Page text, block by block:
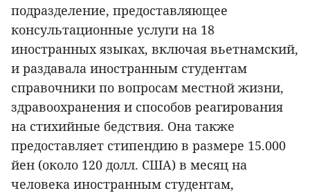
подразделение, предоставляющее
консультационные услуги на 18
иностранных языках, включая вьетнамский,
и раздавала иностранным студентам
справочники по вопросам местной жизни,
здравоохранения и способов реагирования
на стихийные бедствия. Она также
предоставляет стипендию в размере 15.000
йен (около 120 долл. США) в месяц на
человека иностранным студентам,